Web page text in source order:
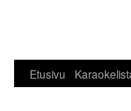
Etusivu